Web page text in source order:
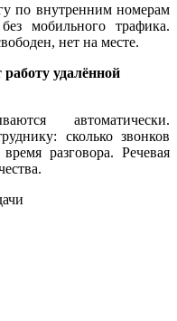
по внутренним номерам
мобильного трафика.
нет на месте.
удалённой
автоматически.
сколько звонков
разговора. Речевая